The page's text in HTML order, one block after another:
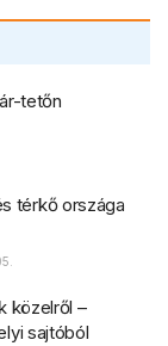
tetőn
térkő országa
közelről –
sajtóból